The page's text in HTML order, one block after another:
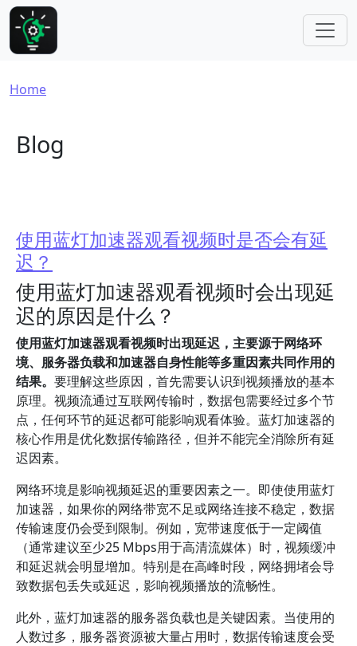
Skip to main content
Breadcrumb
Home
Blog
使用蓝灯加速器观看视频时是否会有延
迟？
使用蓝灯加速器观看视频时会出现延
迟的原因是什么？
使用蓝灯加速器观看视频时出现延迟，主要源于网络环
境、服务器负载和加速器自身性能等多重因素共同作用的
结果。 要理解这些原因，首先需要认识到视频播放的基本
原理。视频流通过互联网传输时，数据包需要经过多个节
点，任何环节的延迟都可能影响观看体验。蓝灯加速器的
核心作用是优化数据传输路径，但并不能完全消除所有延
迟因素。
网络环境是影响视频延迟的重要因素之一。即使使用蓝灯
加速器，如果你的网络带宽不足或网络连接不稳定，数据
传输速度仍会受到限制。例如，宽带速度低于一定阈值
（通常建议至少25 Mbps用于高清流媒体）时，视频缓冲
和延迟就会明显增加。特别是在高峰时段，网络拥堵会导
致数据包丢失或延迟，影响视频播放的流畅性。
此外，蓝灯加速器的服务器负载也是关键因素。当使用的
人数过多，服务器资源被大量占用时，数据传输速度会受